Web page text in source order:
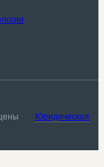
Юридическая